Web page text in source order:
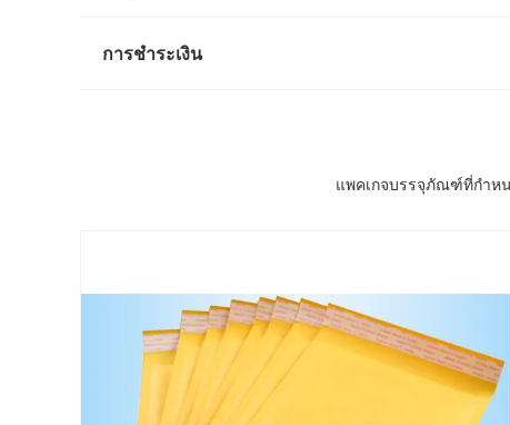
การชำระเงิน
แพคเกจบรรจุภัณฑ์ที่กำห